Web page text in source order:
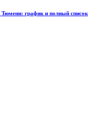
график и полный список